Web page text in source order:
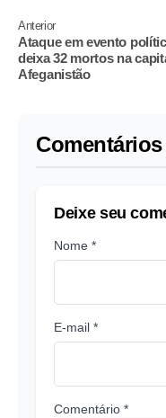
Anterior
Ataque em evento
deixa 32 mortos na
Afeganistão
Comentários
Deixe seu
Nome *
E-mail *
Comentário *